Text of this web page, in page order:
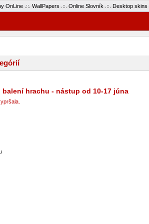
OnLine.::. WallPapers .::. Online Slovník .::. Desktop skins
balení hrachu - nástup od 10-17 júna